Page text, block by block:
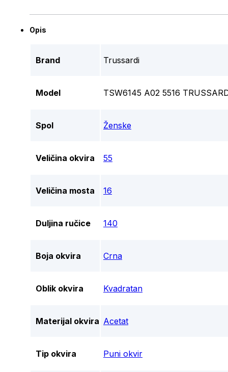
Opis
Brand Trussardi
Model TSW6145 A02 5516
Spol Ženske
Veličina okvira 55
Veličina mosta 16
Duljina ručice 140
Boja okvira Crna
Oblik okvira Kvadratan
Materijal okvira Acetat
Tip okvira Puni okvir